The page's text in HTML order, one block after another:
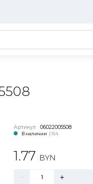
Артикул 06022005508
В наличии | 154
1.77 BYN